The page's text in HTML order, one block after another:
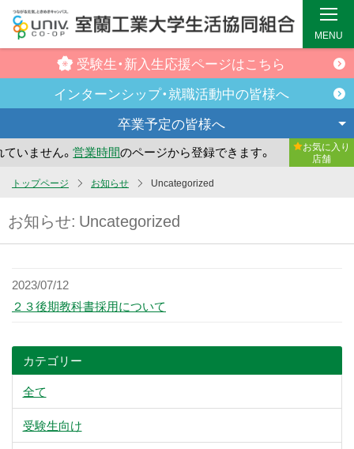
ン
コ
受験生・新入生応援ページはこちら
インターンシップ・就職活動中の皆様へ
卒業予定の皆様へ
ません。営業時間のページから登録できます。 まだお気
お気に入り
店舗
MENU
トップページ お知らせ Uncategorized
お知らせ: Uncategorized
2023/07/12
２３後期教科書採用について
カテゴリー
全て
受験生向け